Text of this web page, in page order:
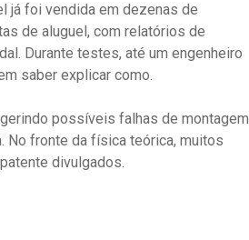
já foi vendida em dezenas de
de aluguel, com relatórios de
Durante testes, até um engenheiro
saber explicar como.
possíveis falhas de montagem
No fronte da física teórica, muitos
divulgados.